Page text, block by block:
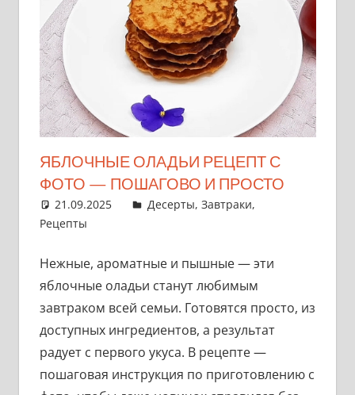
ЯБЛОЧНЫЕ ОЛАДЬИ РЕЦЕПТ С
ФОТО — ПОШАГОВО И ПРОСТО
21.09.2025 admin
Десерты, Завтраки,
Рецепты
Нежные, ароматные и пышные — эти
яблочные оладьи станут любимым
завтраком всей семьи. Готовятся просто, из
доступных ингредиентов, а результат
радует с первого укуса. В рецепте —
пошаговая инструкция по приготовлению с